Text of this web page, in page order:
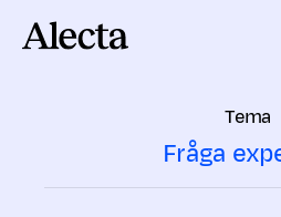
Tema
Fråga